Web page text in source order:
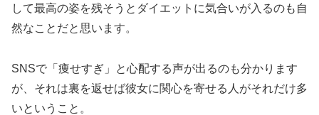
して最高の姿を残そうとダイエットに気合いが入るのも自
然なことだと思います。
SNSで「痩せすぎ」と心配する声が出るのも分かります
が、それは裏を返せば彼女に関心を寄せる人がそれだけ多
いということ。